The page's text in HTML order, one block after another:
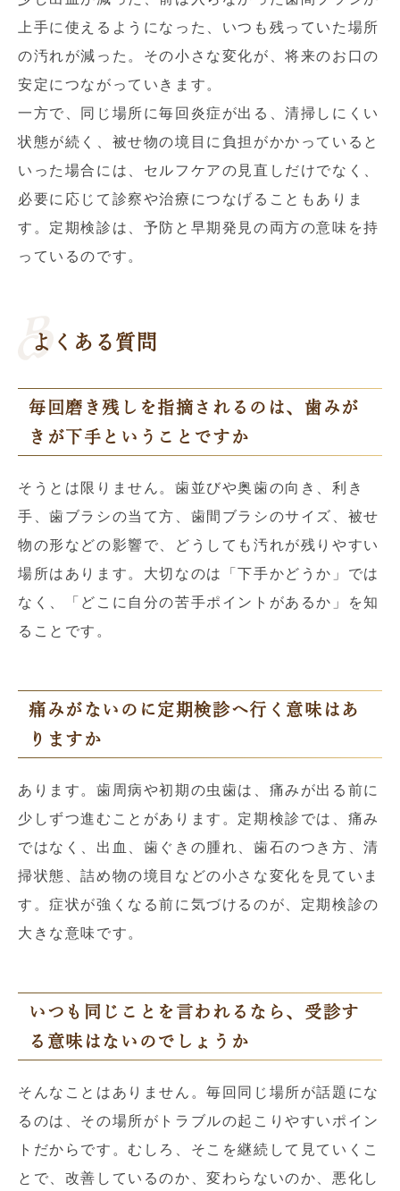
上手に使えるようになった、いつも残っていた場所
の汚れが減った。その小さな変化が、将来のお口の
安定につながっていきます。
一方で、同じ場所に毎回炎症が出る、清掃しにくい
状態が続く、被せ物の境目に負担がかかっていると
いった場合には、セルフケアの見直しだけでなく、
必要に応じて診察や治療につなげることもありま
す。定期検診は、予防と早期発見の両方の意味を持
っているのです。
よくある質問
毎回磨き残しを指摘されるのは、歯みが
きが下手ということですか
そうとは限りません。歯並びや奥歯の向き、利き
手、歯ブラシの当て方、歯間ブラシのサイズ、被せ
物の形などの影響で、どうしても汚れが残りやすい
場所はあります。大切なのは「下手かどうか」では
なく、「どこに自分の苦手ポイントがあるか」を知
ることです。
痛みがないのに定期検診へ行く意味はあ
りますか
あります。歯周病や初期の虫歯は、痛みが出る前に
少しずつ進むことがあります。定期検診では、痛み
ではなく、出血、歯ぐきの腫れ、歯石のつき方、清
掃状態、詰め物の境目などの小さな変化を見ていま
す。症状が強くなる前に気づけるのが、定期検診の
大きな意味です。
いつも同じことを言われるなら、受診す
る意味はないのでしょうか
そんなことはありません。毎回同じ場所が話題にな
るのは、その場所がトラブルの起こりやすいポイン
トだからです。むしろ、そこを継続して見ていくこ
とで、改善しているのか、変わらないのか、悪化し